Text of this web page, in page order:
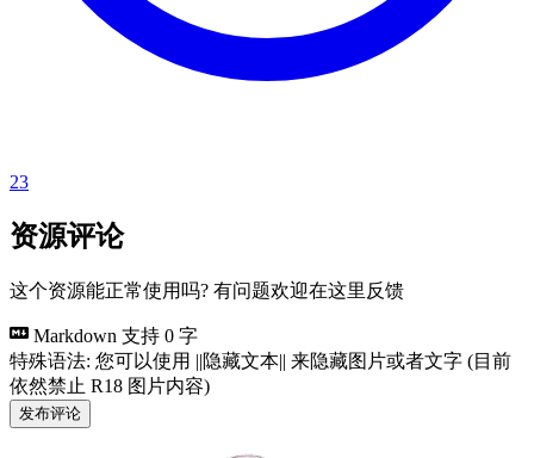
23
资源评论
这个资源能正常使用吗? 有问题欢迎在这里反馈
Markdown 支持 0 字
特殊语法: 您可以使用 ||隐藏文本|| 来隐藏图片或者文字 (目前
依然禁止 R18 图片内容)
发布评论